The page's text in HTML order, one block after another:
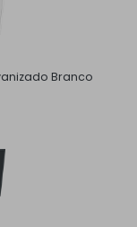
Branco